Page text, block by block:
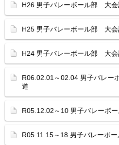
H26 男子バレーボール部 大会
H25 男子バレーボール部 大会
H24 男子バレーボール部 大会
R06.02.01～02.04 男子バレー
道
R05.12.02～10 男子バレーボ
R05.11.15～18 男子バレーボ